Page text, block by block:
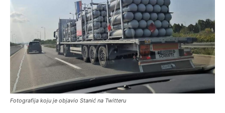
Fotografija koju je objavio Stanić na Twitteru